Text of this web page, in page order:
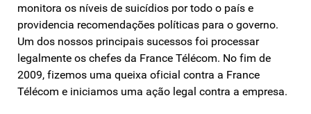
monitora os níveis de suicídios por todo o país e
providencia recomendações políticas para o governo.
Um dos nossos principais sucessos foi processar
legalmente os chefes da France Télécom. No fim de
2009, fizemos uma queixa oficial contra a France
Télécom e iniciamos uma ação legal contra a empresa.